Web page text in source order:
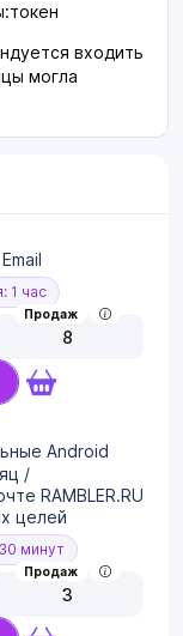
входить
могла
1 час
Продаж
8
Android
/
RAMBLER.RU
целей
минут
Продаж
3